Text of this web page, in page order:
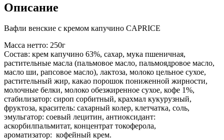
Описание
Вафли венские с кремом капучино CAPRICE
Масса нетто: 250г
Состав: крем капучино 63%, сахар, мука пшеничная,
растительные масла (пальмовое масло, пальмоядровое масло,
масло ши, рапсовое масло), лактоза, молоко цельное сухое,
растительный жир, какао порошок пониженной жирности,
молочные белки, молоко обезжиренное сухое, кофе 1%,
стабилизатор: сироп сорбитный, крахмал кукурузный,
фруктоза, краситель: сахарный колер, клетчатка, соль,
эмульгатор: соевый лецитин, антиоксидант:
аскорбилпальмитат, концентрат токоферола,
ароматизатор: кофейный крем.